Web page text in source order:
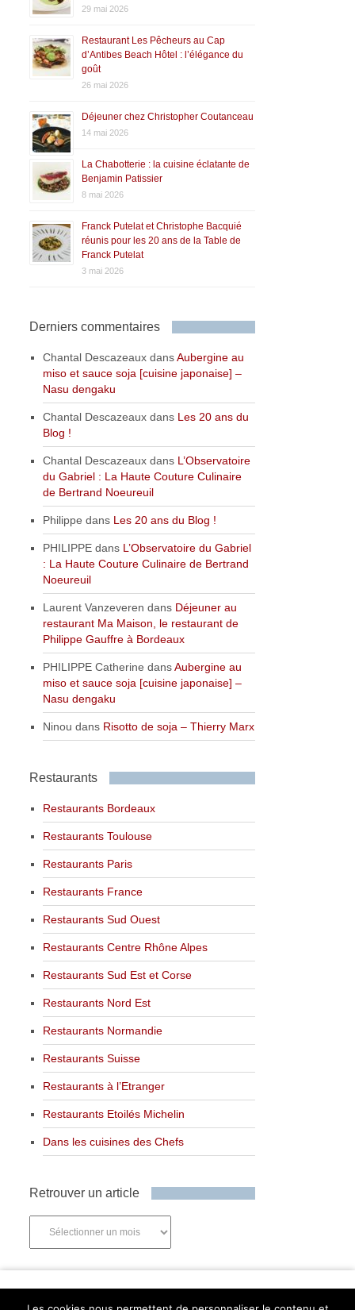
29 mai 2026
Restaurant Les Pêcheurs au Cap
d’Antibes Beach Hôtel : l’élégance du
goût
26 mai 2026
Déjeuner chez Christopher Coutanceau
14 mai 2026
La Chabotterie : la cuisine éclatante de
Benjamin Patissier
8 mai 2026
Franck Putelat et Christophe Bacquié
réunis pour les 20 ans de la Table de
Franck Putelat
3 mai 2026
Derniers commentaires
Chantal Descazeaux dansAubergine au
miso et sauce soja [cuisine japonaise] –
Nasu dengaku
Chantal Descazeaux dans Les 20 ans du
Blog !
Chantal Descazeaux dans L’Observatoire
du Gabriel : La Haute Couture Culinaire
de Bertrand Noeureuil
Philippe dans Les 20 ans du Blog !
PHILIPPE dans L’Observatoire du Gabriel
: La Haute Couture Culinaire de Bertrand
Noeureuil
Laurent Vanzeveren dans Déjeuner au
restaurant Ma Maison, le restaurant de
Philippe Gauffre à Bordeaux
PHILIPPE Catherine dansAubergine au
miso et sauce soja [cuisine japonaise] –
Nasu dengaku
Ninou dans Risotto de soja – Thierry Marx
Restaurants
Restaurants Bordeaux
Restaurants Toulouse
Restaurants Paris
Restaurants France
Restaurants Sud Ouest
Restaurants Centre Rhône Alpes
Restaurants Sud Est et Corse
Restaurants Nord Est
Restaurants Normandie
Restaurants Suisse
Restaurants à l’Etranger
Restaurants Etoilés Michelin
Dans les cuisines des Chefs
Retrouver un article